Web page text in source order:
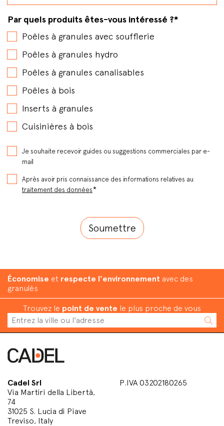
Par quels produits êtes-vous intéressé ?*
Poêles à granules avec soufflerie
Poêles à granules hydro
Poêles à granules canalisables
Poêles à bois
Inserts à granules
Cuisinières à bois
Je souhaite recevoir guides ou suggestions commerciales par e-
mail
Après avoir pris connaissance des informations relatives au
traitement des données*
Économise et respecte l'environnement avec des
granulés
Trouvez le point de vente le plus proche de vous
Cadel Srl
Via Martiri della Libertà,
74
31025 S. Lucia di Piave
Treviso, Italy
P.IVA 03202180265